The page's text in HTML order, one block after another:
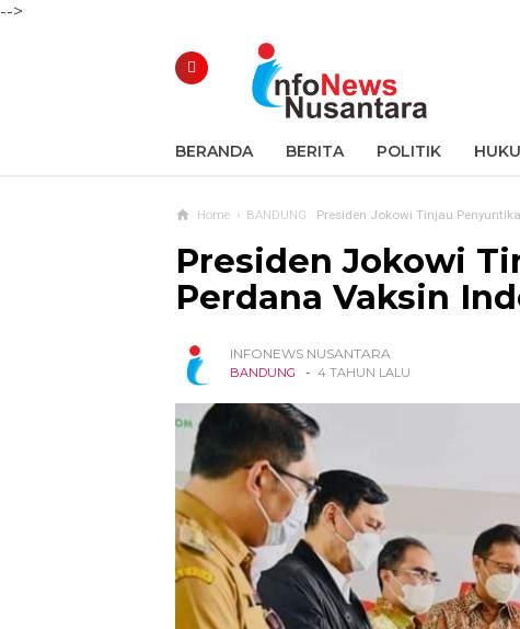
-->
BERANDA BERITA POLITIK
Home › BANDUNG Presiden Jokowi Tinjau
Presiden Jokowi
Perdana Vaksin
INFONEWS NUSANTARA
BANDUNG - 4 TAHUN LALU